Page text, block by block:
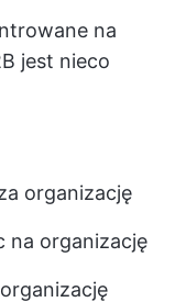
na
jest nieco
organizację
na organizację